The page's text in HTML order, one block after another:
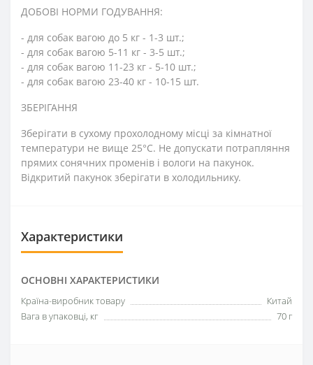
ДОБОВІ НОРМИ ГОДУВАННЯ:
- для собак вагою до 5 кг - 1-3 шт.;
- для собак вагою 5-11 кг - 3-5 шт.;
- для собак вагою 11-23 кг - 5-10 шт.;
- для собак вагою 23-40 кг - 10-15 шт.
ЗБЕРІГАННЯ
Зберігати в сухому прохолодному місці за кімнатної
температури не вище 25°C. Не допускати потрапляння
прямих сонячних променів і вологи на пакунок.
Відкритий пакунок зберігати в холодильнику.
Характеристики
ОСНОВНІ ХАРАКТЕРИСТИКИ
Країна-виробник товару
Китай
Вага в упаковці, кг
70 г